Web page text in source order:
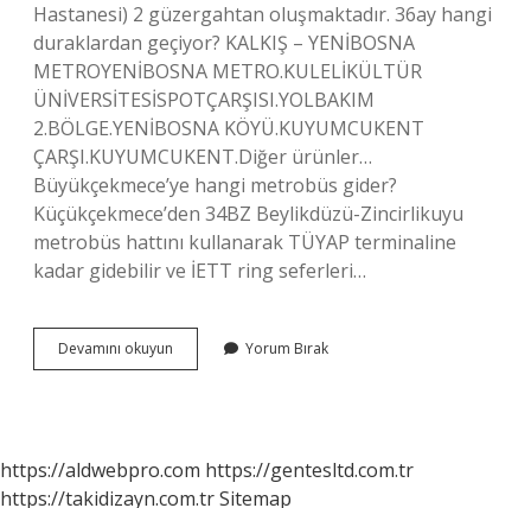
Hastanesi) 2 güzergahtan oluşmaktadır. 36ay hangi
duraklardan geçiyor? KALKIŞ – YENİBOSNA
METROYENİBOSNA METRO.KULELİKÜLTÜR
ÜNİVERSİTESİSPOTÇARŞISI.YOLBAKIM
2.BÖLGE.YENİBOSNA KÖYÜ.KUYUMCUKENT
ÇARŞI.KUYUMCUKENT.Diğer ürünler…
Büyükçekmece’ye hangi metrobüs gider?
Küçükçekmece’den 34BZ Beylikdüzü-Zincirlikuyu
metrobüs hattını kullanarak TÜYAP terminaline
kadar gidebilir ve İETT ring seferleri…
Devamını okuyun
Hangi
Yorum Bırak
https://aldwebpro.com https://gentesltd.com.tr
https://takidizayn.com.trSitemap